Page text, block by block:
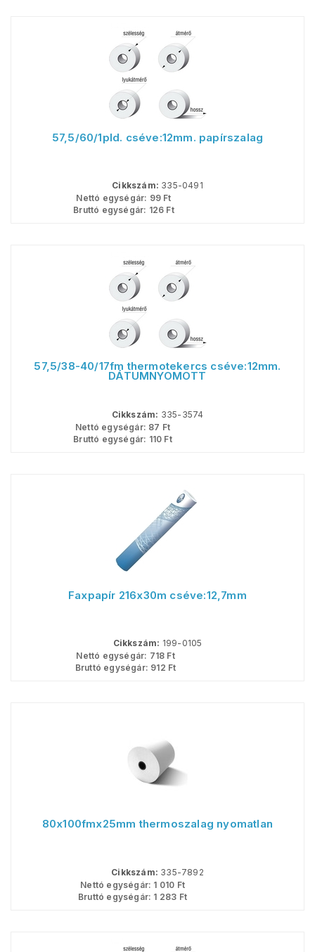
57,5/60/1pld. cséve:12mm. papírszalag
Cikkszám: 335-0491
Nettó egységár: 99 Ft
Bruttó egységár: 126 Ft
57,5/38-40/17fm thermotekercs cséve:12mm.
DÁTUMNYOMOTT
Cikkszám: 335-3574
Nettó egységár: 87 Ft
Bruttó egységár: 110 Ft
Faxpapír 216x30m cséve:12,7mm
Cikkszám: 199-0105
Nettó egységár: 718 Ft
Bruttó egységár: 912 Ft
80x100fmx25mm thermoszalag nyomatlan
Cikkszám: 335-7892
Nettó egységár: 1 010 Ft
Bruttó egységár: 1 283 Ft